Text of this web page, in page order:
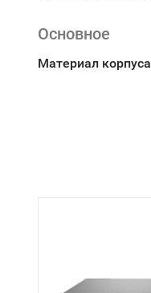
Основное
Материал корпуса